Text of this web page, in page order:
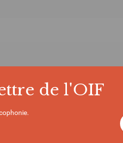
de l'OIF